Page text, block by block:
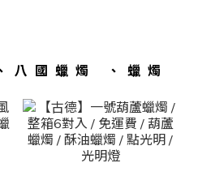
國蠟燭 、蠟燭